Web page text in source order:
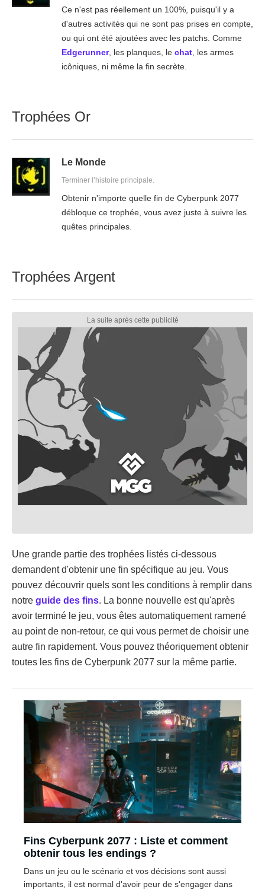
Ce n'est pas réellement un 100%, puisqu'il y a
d'autres activités qui ne sont pas prises en compte,
ou qui ont été ajoutées avec les patchs. Comme
Edgerunner, les planques, le chat, les armes
icôniques, ni même la fin secrète.
Trophées Or
Le Monde
Terminer l’histoire principale.
Obtenir n'importe quelle fin de Cyberpunk 2077
débloque ce trophée, vous avez juste à suivre les
quêtes principales.
Trophées Argent
Une grande partie des trophées listés ci-dessous
demandent d'obtenir une fin spécifique au jeu. Vous
pouvez découvrir quels sont les conditions à remplir dans
notre guide des fins. La bonne nouvelle est qu'après
avoir terminé le jeu, vous êtes automatiquement ramené
au point de non-retour, ce qui vous permet de choisir une
autre fin rapidement. Vous pouvez théoriquement obtenir
toutes les fins de Cyberpunk 2077 sur la même partie.
Fins Cyberpunk 2077 : Liste et comment
obtenir tous les endings ?
Dans un jeu ou le scénario et vos décisions sont aussi
importants, il est normal d'avoir peur de s'engager dans